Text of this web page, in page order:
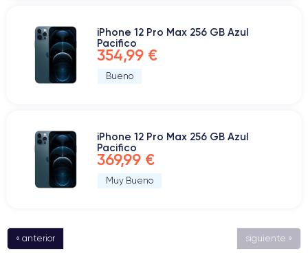
iPhone 12 Pro Max 256 GB Azul
Pacifico
354,99 €
Bueno
iPhone 12 Pro Max 256 GB Azul
Pacifico
369,99 €
Muy Bueno
« anterior siguiente »